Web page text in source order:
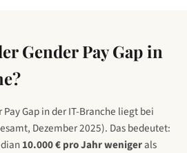
Gender Pay Gap in
?
Gap inder IT-Branche liegt bei
Dezember 2025). Das bedeutet:
10.000€ pro Jahr wenigerals